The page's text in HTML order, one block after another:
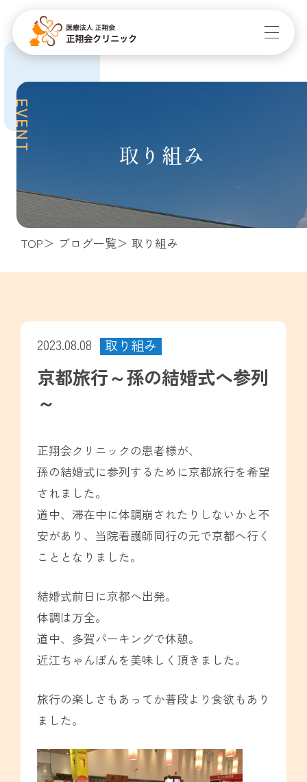
取り組み
EVENT
TOP ブログ一覧 取り組み
2023.08.08 取り組み
京都旅行～孫の結婚式へ参列
～
正翔会クリニックの患者様が、
孫の結婚式に参列するために京都旅行を希望
されました。
道中、滞在中に体調崩されたりしないかと不
安があり、当院看護師同行の元で京都へ行く
こととなりました。
結婚式前日に京都へ出発。
体調は万全。
道中、多賀パーキングで休憩。
近江ちゃんぽんを美味しく頂きました。
旅行の楽しさもあってか普段より食欲もあり
ました。